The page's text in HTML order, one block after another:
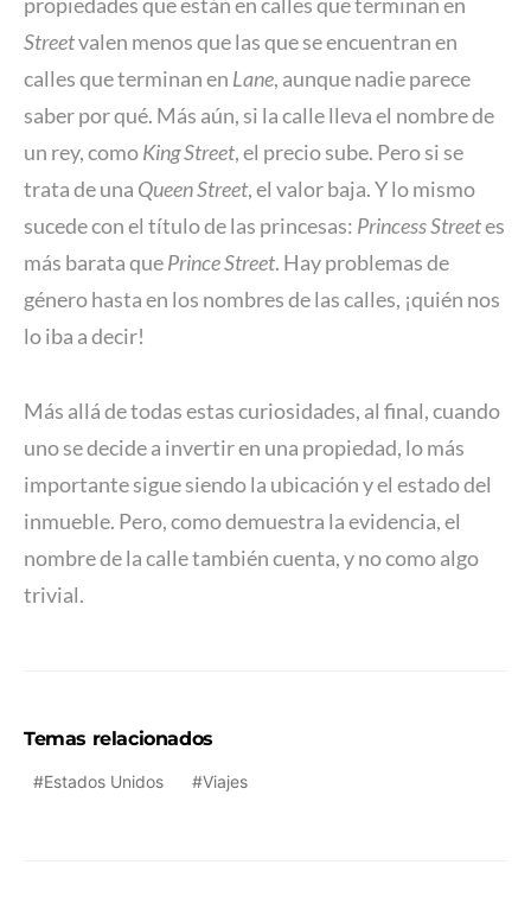
Streetvalen menos que las que se encuentran en
calles que terminan en Lane, aunque nadie parece
saber por qué. Más aún, si la calle lleva el nombre de
un rey, comoKing Street, el precio sube. Pero si se
trata de una Queen Street, el valor baja. Y lo mismo
sucede con el título de las princesas: Princess Streetes
más barata quePrince Street. Hay problemas de
género hasta en los nombres de las calles, ¡quién nos
lo iba a decir!
Más allá de todas estas curiosidades, al final, cuando
uno se decide a invertir en una propiedad, lo más
importante sigue siendo la ubicación y el estado del
inmueble. Pero, como demuestra la evidencia, el
nombre de la calle también cuenta, y no como algo
trivial.
Temas relacionados
Estados Unidos Viajes